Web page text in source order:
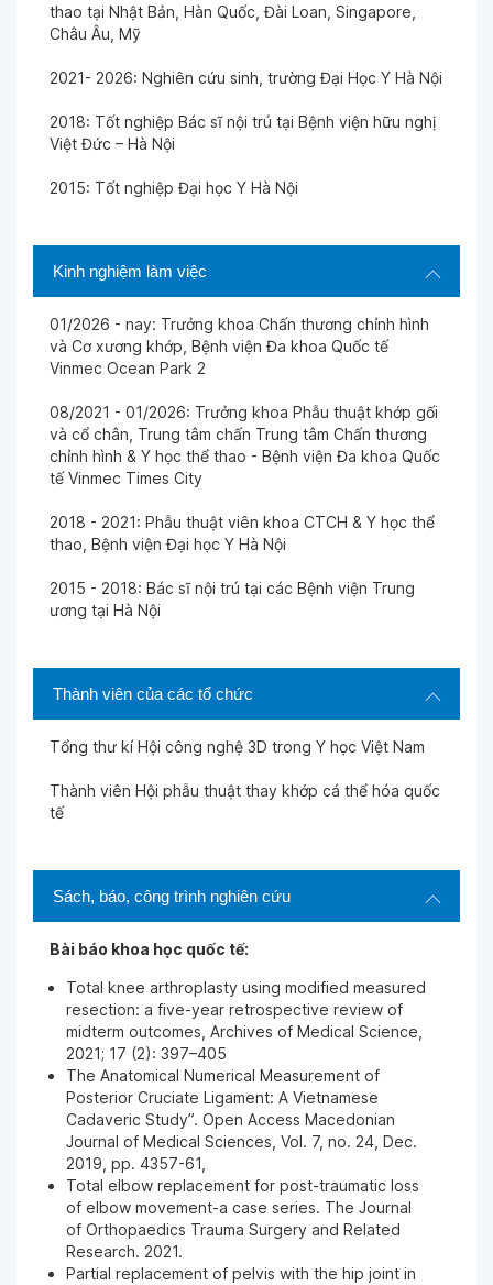
thao tại Nhật Bản, Hàn Quốc, Đài Loan, Singapore,
Châu Âu, Mỹ
2021- 2026: Nghiên cứu sinh, trường Đại Học Y Hà Nội
2018: Tốt nghiệp Bác sĩ nội trú tại Bệnh viện hữu nghị
Việt Đức – Hà Nội
2015: Tốt nghiệp Đại học Y Hà Nội
Kinh nghiệm làm việc
01/2026 - nay: Trưởng khoa Chấn thương chỉnh hình
và Cơ xương khớp, Bệnh viện Đa khoa Quốc tế
Vinmec Ocean Park 2
08/2021 - 01/2026: Trưởng khoa Phẫu thuật khớp gối
và cổ chân, Trung tâm chấn Trung tâm Chấn thương
chỉnh hình & Y học thể thao - Bệnh viện Đa khoa Quốc
tế Vinmec Times City
2018 - 2021: Phẫu thuật viên khoa CTCH & Y học thể
thao, Bệnh viện Đại học Y Hà Nội
2015 - 2018: Bác sĩ nội trú tại các Bệnh viện Trung
ương tại Hà Nội
Thành viên của các tổ chức
Tổng thư kí Hội công nghệ 3D trong Y học Việt Nam
Thành viên Hội phẫu thuật thay khớp cá thể hóa quốc
tế
Sách, báo, công trình nghiên cứu
Bài báo khoa học quốc tế:
Total knee arthroplasty using modified measured
resection: a five-year retrospective review of
midterm outcomes, Archives of Medical Science,
2021; 17 (2): 397–405
The Anatomical Numerical Measurement of
Posterior Cruciate Ligament: A Vietnamese
Cadaveric Study”. Open Access Macedonian
Journal of Medical Sciences, Vol. 7, no. 24, Dec.
2019, pp. 4357-61,
Total elbow replacement for post-traumatic loss
of elbow movement-a case series. The Journal
of Orthopaedics Trauma Surgery and Related
Research. 2021.
Partial replacement of pelvis with the hip joint in
Ngày 30-05-2025
Ngày 17-05-2025
Ngày 18-01-2025
Ngày 18-01-2025
Ngày 24-11-2024
Ngày 21-11-2024
Ngày 15-11-2024
Ngày 28-08-2024
Ngày 28-08-2024
Ngày 23-07-2024
Ngày 23-07-2024